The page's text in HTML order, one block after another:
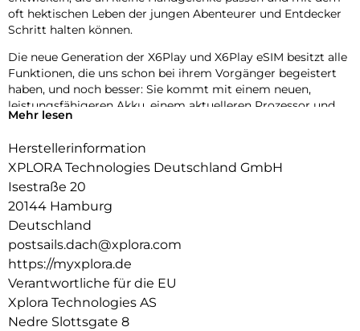
oft hektischen Leben der jungen Abenteurer und Entdecker
Schritt halten können.
Die neue Generation der X6Play und X6Play eSIM besitzt alle
Funktionen, die uns schon bei ihrem Vorgänger begeistert
haben, und noch besser: Sie kommt mit einem neuen,
leistungsfähigeren Akku, einem aktuelleren Prozessor und
einem gewebten, elastischen Textilarmband für noch mehr
Das neue Design umfasst außerdem zwei austauschbare
Frames zum Individualisieren der Uhr. Die neue Generation
Eltern, die sich für ihr Kind einen sicheren Einstieg in die
digitale Kommunikation wünschen, ohne Kompromisse bei
Zuverlässigkeit und Qualität einzugehen.
Mehr lesen
Herstellerinformation
XPLORA Technologies Deutschland GmbH
Isestraße 20
20144 Hamburg
Deutschland
postsails.dach@xplora.com
https://myxplora.de
Verantwortliche für die EU
Xplora Technologies AS
Nedre Slottsgate 8